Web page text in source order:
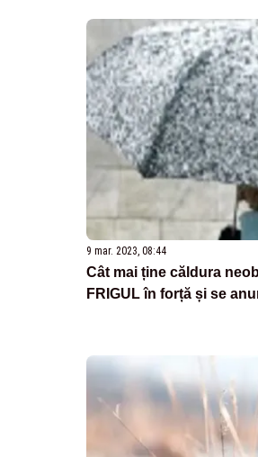
9 mar. 2023, 08:44
Cât mai ține căldura
FRIGUL în forță și se